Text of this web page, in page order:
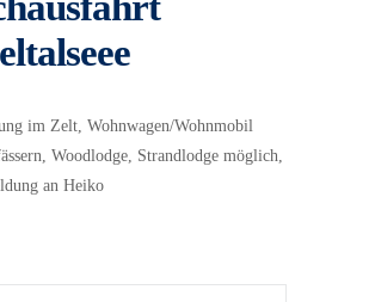
im Zelt, Wohnwagen/Wohnmobil
Woodlodge, Strandlodge möglich,
an Heiko